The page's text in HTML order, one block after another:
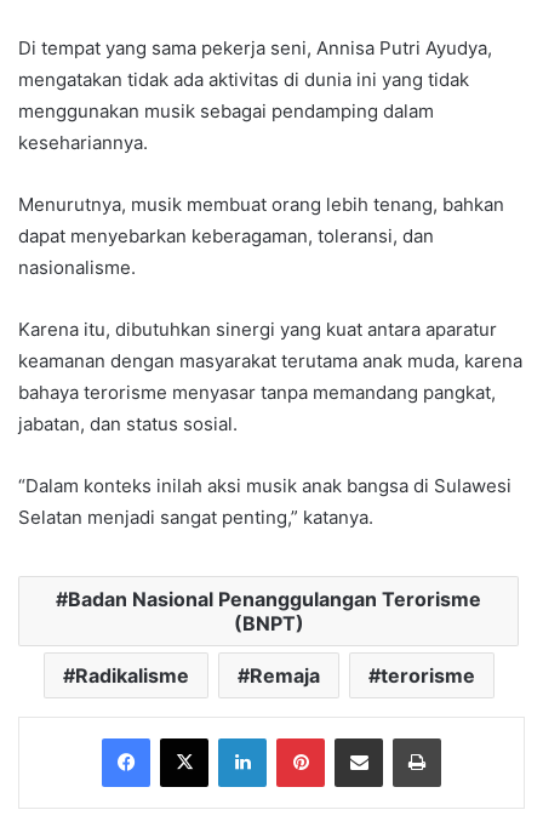
Di tempat yang sama pekerja seni, Annisa Putri Ayudya,
mengatakan tidak ada aktivitas di dunia ini yang tidak
menggunakan musik sebagai pendamping dalam
kesehariannya.
Menurutnya, musik membuat orang lebih tenang, bahkan
dapat menyebarkan keberagaman, toleransi, dan
nasionalisme.
Karena itu, dibutuhkan sinergi yang kuat antara aparatur
keamanan dengan masyarakat terutama anak muda, karena
bahaya terorisme menyasar tanpa memandang pangkat,
jabatan, dan status sosial.
“Dalam konteks inilah aksi musik anak bangsa di Sulawesi
Selatan menjadi sangat penting,” katanya.
Badan Nasional Penanggulangan Terorisme
(BNPT)
Radikalisme Remaja terorisme
Facebook
X LinkedInPinterestShare via Email Print